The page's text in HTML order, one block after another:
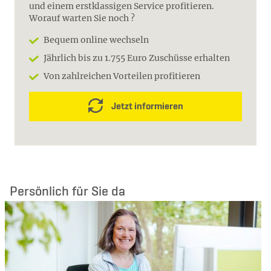
und einem erstklassigen Service profitieren.
Worauf warten Sie noch ?
Bequem online wechseln
Jährlich bis zu 1.755 Euro Zuschüsse erhalten
Von zahlreichen Vorteilen profitieren
Jetzt informieren
Persönlich für Sie da